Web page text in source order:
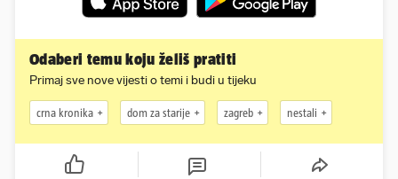
Odaberi temu koju želiš pratiti
Primaj sve nove vijesti o temi i budi u tijeku
crna kronika dom za starije zagreb nestali